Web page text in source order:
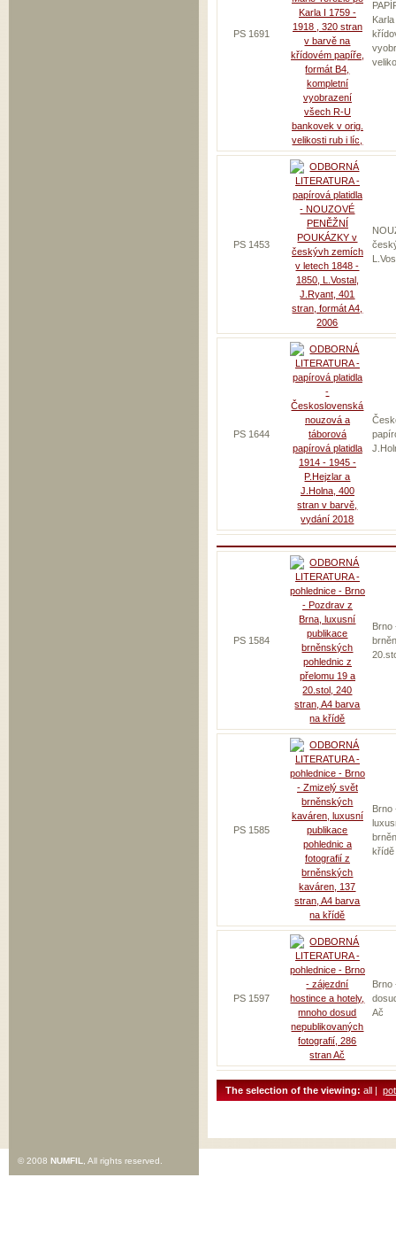
PS 1691
PS 1453
PS 1644
PS 1584
Brno
PS 1585
Brno
křídě
PS 1597
Brno
Ač
The selection of the viewing: all |
© 2008 NUMFIL , All rights reserved.